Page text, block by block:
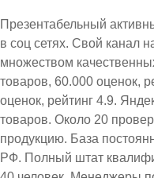
Презентабельный
в соц сетях. Свой канал
множеством
товаров, 60.000 оценок,
оценок, рейтинг 4.9.
товаров. Около 20
продукцию. База
РФ. Полный штат